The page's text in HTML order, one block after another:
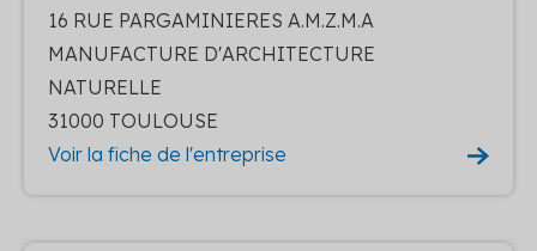
16 RUE PARGAMINIERES A.M.Z.M.A
MANUFACTURE D'ARCHITECTURE
NATURELLE
31000 TOULOUSE
Voir la fiche de l'entreprise